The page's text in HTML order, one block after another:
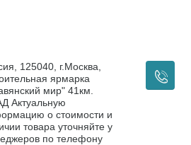
125040, г.Москва,
ярмарка
мир" 41км.
Актуальную
о стоимости и
товара уточняйте у
по телефону